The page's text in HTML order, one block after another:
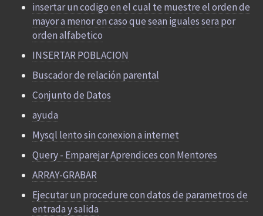
insertar un codigo en el cual te muestre el orden de
mayor a menor en caso que sean iguales sera por
orden alfabetico
INSERTAR POBLACION
Buscador de relación parental
Conjunto de Datos
ayuda
Mysql lento sin conexion a internet
Query - Emparejar Aprendices con Mentores
ARRAY-GRABAR
Ejecutar un procedure con datos de parametros de
entrada y salida